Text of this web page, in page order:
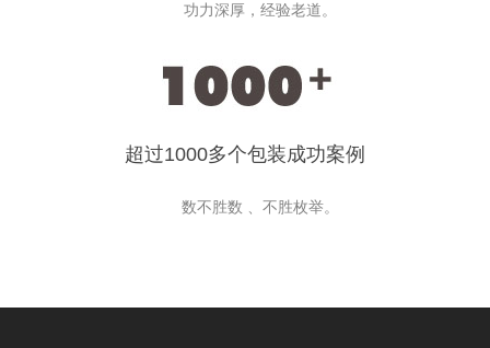
功力深厚，经验老道。
超过1000多个包装成功案例
数不胜数 、不胜枚举。